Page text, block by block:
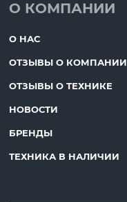
О КОМПАНИИ
О НАС
ОТЗЫВЫ О КОМПАНИИ
ОТЗЫВЫ О ТЕХНИКЕ
НОВОСТИ
БРЕНДЫ
ТЕХНИКА В НАЛИЧИИ